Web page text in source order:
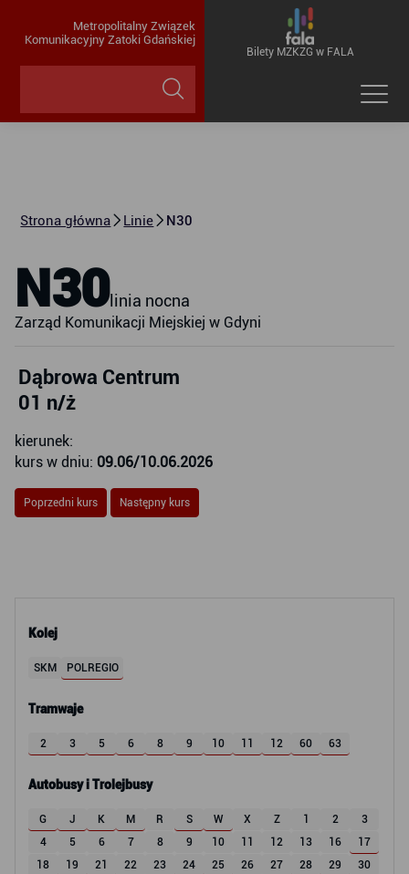
Metropolitalny Związek
Komunikacyjny Zatoki Gdańskiej
Bilety MZKZG w FALA
Strona główna Linie N30
Kolej
SKM POLREGIO
Tramwaje
2 3 5 6 8 9 10 11 12 60 63
Autobusy i Trolejbusy
G J K M R S W X Z 1 2
3
4
5 6 7 8 9 10 11 12 13 16
17
18
19 21 22 23 24 25 26 27 28 29
30
N30linia nocna
Zarząd Komunikacji Miejskiej w Gdyni
Dąbrowa Centrum
01 n/ż
kierunek:
kurs w dniu: 09.06/10.06.2026
Poprzedni kurs Następny kurs